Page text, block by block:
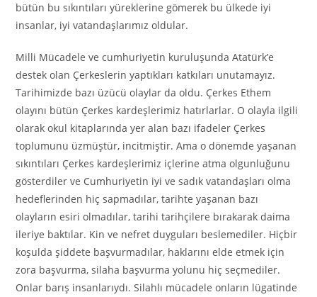
bütün bu sıkıntıları yüreklerine gömerek bu ülkede iyi
insanlar, iyi vatandaşlarımız oldular.
Milli Mücadele ve cumhuriyetin kuruluşunda Atatürk’e
destek olan Çerkeslerin yaptıkları katkıları unutamayız.
Tarihimizde bazı üzücü olaylar da oldu. Çerkes Ethem
olayını bütün Çerkes kardeşlerimiz hatırlarlar. O olayla ilgili
olarak okul kitaplarında yer alan bazı ifadeler Çerkes
toplumunu üzmüştür, incitmiştir. Ama o dönemde yaşanan
sıkıntıları Çerkes kardeşlerimiz içlerine atma olgunluğunu
gösterdiler ve Cumhuriyetin iyi ve sadık vatandaşları olma
hedeflerinden hiç sapmadılar, tarihte yaşanan bazı
olayların esiri olmadılar, tarihi tarihçilere bırakarak daima
ileriye baktılar. Kin ve nefret duyguları beslemediler. Hiçbir
koşulda şiddete başvurmadılar, haklarını elde etmek için
zora başvurma, silaha başvurma yolunu hiç seçmediler.
Onlar barış insanlarıydı. Silahlı mücadele onların lügatinde